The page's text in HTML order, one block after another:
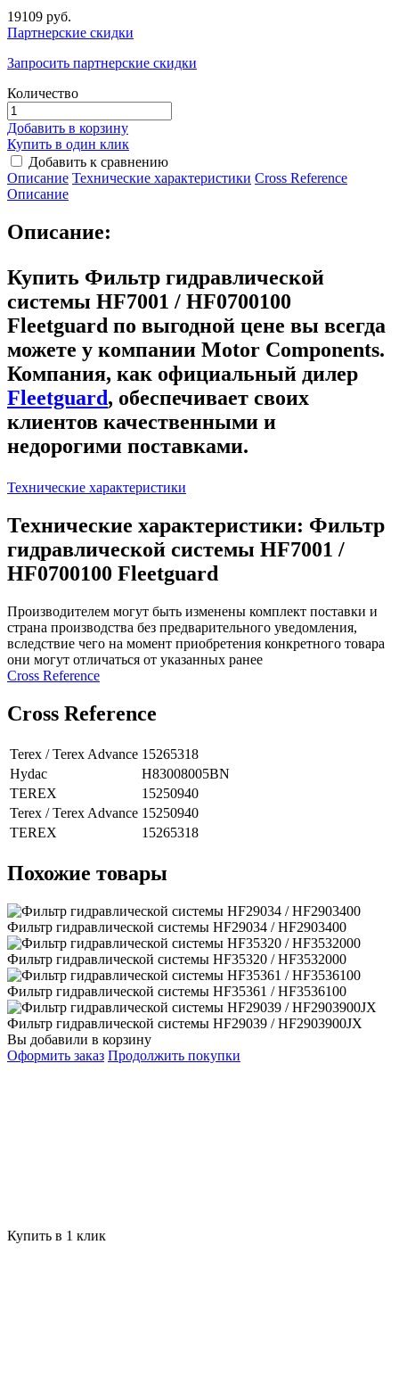
19109 руб.
Партнерские скидки
Запросить партнерские скидки
Количество
Добавить в корзину
Купить в один клик
Добавить к сравнению
Описание Технические характеристики Сross Reference
Описание
Описание:
Купить Фильтр гидравлической
системы HF7001 / HF0700100
Fleetguard по выгодной цене вы всегда
можете у компании Motor Components.
Компания, как официальный дилер
Fleetguard, обеспечивает своих
клиентов качественными и
недорогими поставками.
Технические характеристики
Технические характеристики: Фильтр
гидравлической системы HF7001 /
HF0700100 Fleetguard
Производителем могут быть изменены комплект поставки и
страна производства без предварительного уведомления,
вследствие чего на момент приобретения конкретного товара
они могут отличаться от указанных ранее
Сross Reference
Сross Reference
Terex / Terex Advance 15265318
Hydac
H83008005BN
TEREX
15250940
Terex / Terex Advance 15250940
TEREX
15265318
Похожие товары
Фильтр гидравлической системы HF29034 / HF2903400
Фильтр гидравлической системы HF35320 / HF3532000
Фильтр гидравлической системы HF35361 / HF3536100
Фильтр гидравлической системы HF29039 / HF2903900JX
Вы добавили в корзину
Оформить заказ Продолжить покупки
Купить в 1 клик